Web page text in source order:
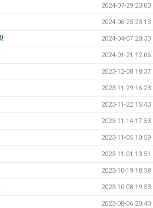
2024-07-29 23:03
2024-06-25 23:13
2024-04-07 20:33
2024-01-21 12:06
2023-12-08 18:37
2023-11-29 16:23
2023-11-22 15:43
2023-11-14 17:53
2023-11-05 10:59
2023-11-01 13:51
2023-10-19 18:58
2023-10-08 19:53
2023-08-06 20:40